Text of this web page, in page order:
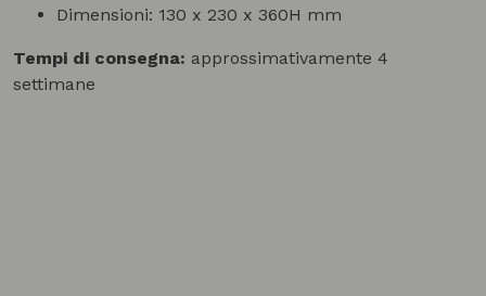
Dimensioni: 130 x 230 x 360H mm
Tempi di consegna: approssimativamente 4
settimane